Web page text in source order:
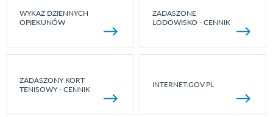
WYKAZ DZIENNYCH
OPIEKUNÓW
ZADASZONE
LODOWISKO - CENNIK
ZADASZONY KORT
TENISOWY - CENNIK
INTERNET.GOV.PL